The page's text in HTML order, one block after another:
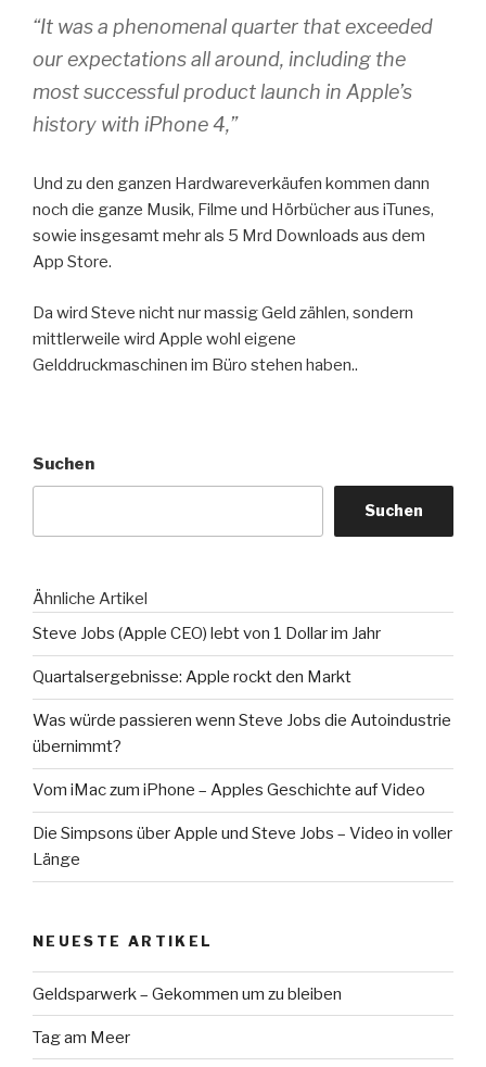
“It was a phenomenal quarter that exceeded
our expectations all around, including the
most successful product launch in Apple’s
history with iPhone 4,”
Und zu den ganzen Hardwareverkäufen kommen dann
noch die ganze Musik, Filme und Hörbücher aus iTunes,
sowie insgesamt mehr als 5 Mrd Downloads aus dem
App Store.
Da wird Steve nicht nur massig Geld zählen, sondern
mittlerweile wird Apple wohl eigene
Gelddruckmaschinen im Büro stehen haben..
Suchen
Suchen
Ähnliche Artikel
Steve Jobs (Apple CEO) lebt von 1 Dollar im Jahr
Quartalsergebnisse: Apple rockt den Markt
Was würde passieren wenn Steve Jobs die Autoindustrie
übernimmt?
Vom iMac zum iPhone – Apples Geschichte auf Video
Die Simpsons über Apple und Steve Jobs – Video in voller
Länge
NEUESTE ARTIKEL
Geldsparwerk – Gekommen um zu bleiben
Tag am Meer